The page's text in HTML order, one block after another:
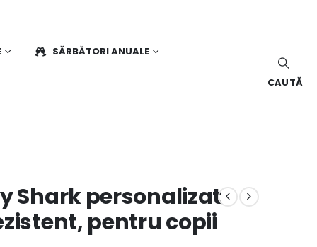
SĂRBĂTORI ANUALE
CAUTĂ
Shark personalizat
pentru copii